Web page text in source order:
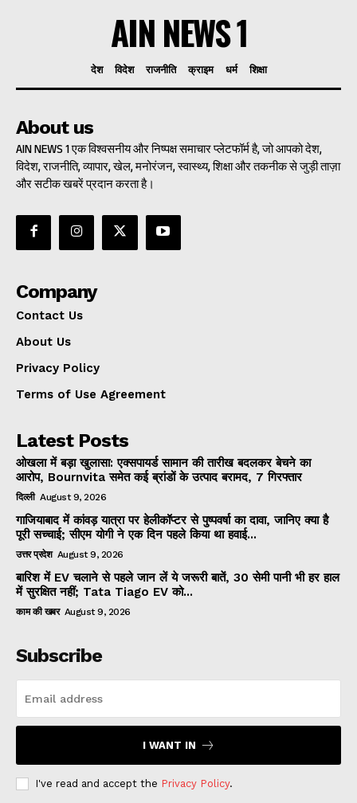
AIN NEWS 1
देश विदेश राजनीति क्राइम धर्म शिक्षा
About us
AIN NEWS 1 एक विश्वसनीय और निष्पक्ष समाचार प्लेटफॉर्म है, जो आपको देश,
विदेश, राजनीति, व्यापार, खेल, मनोरंजन, स्वास्थ्य, शिक्षा और तकनीक से जुड़ी ताज़ा
और सटीक खबरें प्रदान करता है।
Company
Contact Us
About Us
Privacy Policy
Terms of Use Agreement
Latest Posts
ओखला में बड़ा खुलासा: एक्सपायर्ड सामान की तारीख बदलकर बेचने का
आरोप, Bournvita समेत कई ब्रांडों के उत्पाद बरामद, 7 गिरफ्तार
दिल्ली August 9, 2026
गाजियाबाद में कांवड़ यात्रा पर हेलीकॉप्टर से पुष्पवर्षा का दावा, जानिए क्या है
पूरी सच्चाई; सीएम योगी ने एक दिन पहले किया था हवाई...
उत्तर प्रदेश August 9, 2026
बारिश में EV चलाने से पहले जान लें ये जरूरी बातें, 30 सेमी पानी भी हर हाल
में सुरक्षित नहीं; Tata Tiago EV को...
काम की खबर August 9, 2026
Subscribe
I WANT IN
I've read and accept the Privacy Policy.